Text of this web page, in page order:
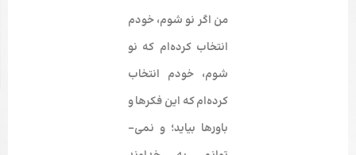
من اگر نو شوم، خودم
انتخاب کرده­‌ام که نو
شوم، خودم انتخاب
کرده­‌ام که این فکرها و
باورها بیاید؛ و نمی‌­